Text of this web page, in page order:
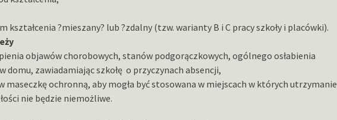
kształcenia ?mieszany? lub ?zdalny (tzw. warianty B i C pracy szkoły i placówki).
objawów chorobowych, stanów podgorączkowych, ogólnego osłabienia
domu, zawiadamiając szkołę o przyczynach absencji,
maseczkę ochronną, aby mogła być stosowana w miejscach w których utrzymanie
nie będzie niemożliwe.